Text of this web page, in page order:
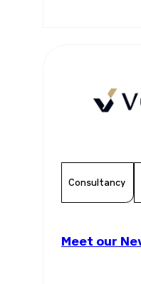
Consultancy
Meet our